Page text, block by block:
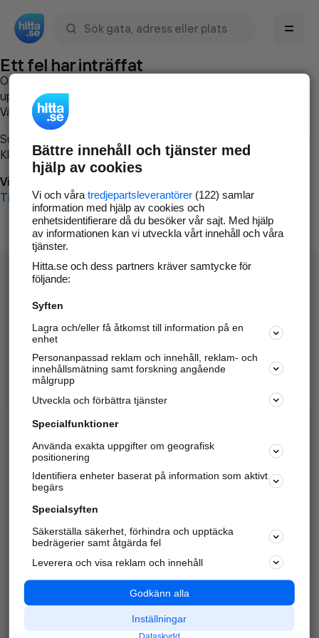
Ett fel har inträffat
Om du vill kan du
uppstod så att vi lättare och snabbare kan avhjälpa det.
Vänligen försök med följande:
Surfa till
Klicka påTillbaka-knappen i webbläsaren och försök igen
Vi beklagar besväret!
Till startsidan
Hitta.se - Gratis nummerupplysning.
Sök företag, personer och platser.
Hitta telefonnummer, adresser, företagsinfo mm.
Marknadsför företaget
Kom igång och annonsera mot
samarbetspartners nära dig.
Alla kategorier
Populära sökningar
API & Kartor
Annonsera
Integritet
Nödnummer
Bättre innehåll och tjänster med
hjälp av cookies
Vi och våra tredjepartsleverantörer(122) samlar
information med hjälp av cookies och
enhetsidentifierare då du besöker vår sajt. Med hjälp
av informationen kan vi utveckla vårt innehåll och våra
tjänster.
Hitta.se och dess partners kräver samtycke för
följande:
Syften
Lagra och/eller få åtkomst till information på en
enhet
Personanpassad reklam och innehåll, reklam- och
innehållsmätning samt forskning angående
målgrupp
Utveckla och förbättra tjänster
Specialfunktioner
Använda exakta uppgifter om geografisk
positionering
Identifiera enheter baserat på information som aktivt
begärs
Specialsyften
Säkerställa säkerhet, förhindra och upptäcka
bedrägerier samt åtgärda fel
Leverera och visa reklam och innehåll
Godkänn alla
Inställningar
Dataskydd